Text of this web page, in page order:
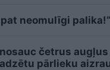
pat neomulīgi
četrus
pārlieku